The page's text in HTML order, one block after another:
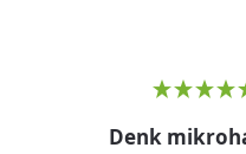
Denk